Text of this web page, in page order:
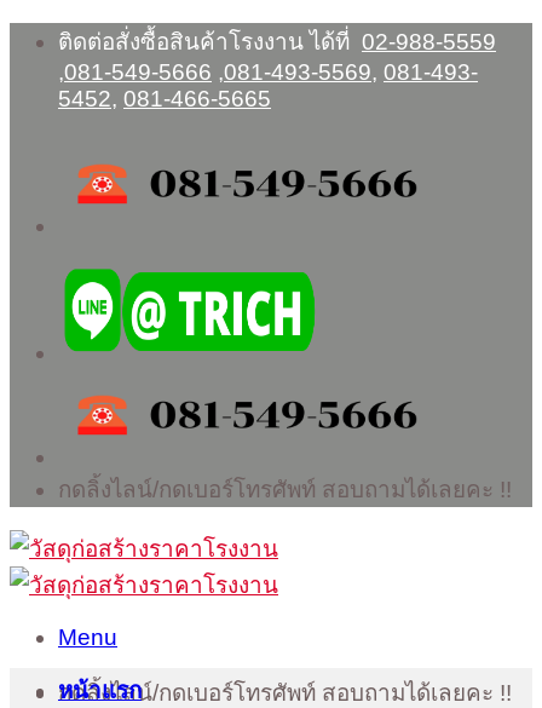
Skip
content
ติดต่อสั่งซื้อสินค้าโรงงาน ได้ที่ 02-988-5559
,081-549-5666 ,081-493-5569, 081-493-
5452, 081-466-5665
กดลิ้งไลน์/กดเบอร์โทรศัพท์ สอบถามได้เลยคะ !!
Menu
กดลิ้งไลน์/กดเบอร์โทรศัพท์ สอบถามได้เลยคะ !!
หน้าแรก